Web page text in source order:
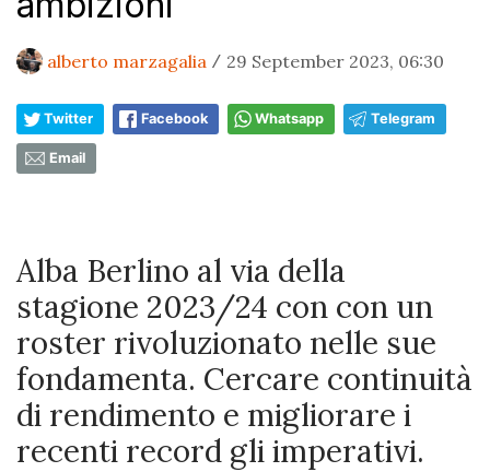
alberto marzagalia / 29 September 2023, 06:30
Twitter Facebook Whatsapp Telegram
Email
Alba Berlino al via della
stagione 2023/24 con con un
roster rivoluzionato nelle sue
fondamenta. Cercare continuità
di rendimento e migliorare i
recenti record gli imperativi.